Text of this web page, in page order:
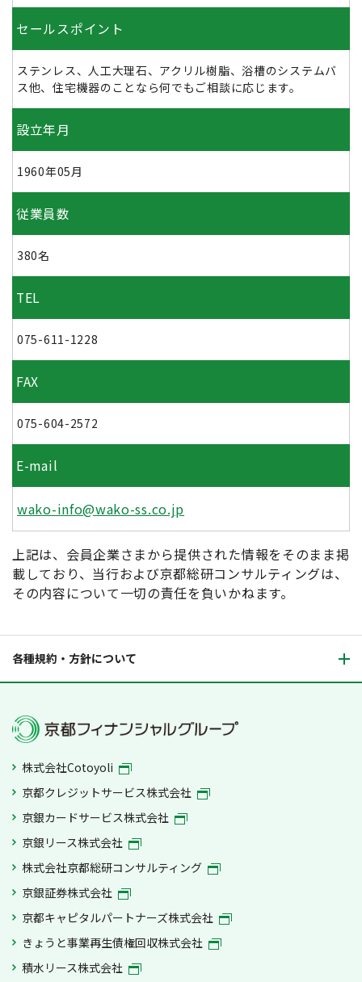
セールスポイント
ステンレス、人工大理石、アクリル樹脂、浴槽のシステムバ
ス他、住宅機器のことなら何でもご相談に応じます。
設立年月
1960年05月
従業員数
380名
TEL
075-611-1228
FAX
075-604-2572
E-mail
wako-info@wako-ss.co.jp
上記は、会員企業さまから提供された情報をそのまま掲
載しており、当行および京都総研コンサルティングは、
その内容について一切の責任を負いかねます。
各種規約・方針について
株式会社Cotoyoli
京都クレジットサービス株式会社
京銀カードサービス株式会社
京銀リース株式会社
株式会社京都総研コンサルティング
京銀証券株式会社
京都キャピタルパートナーズ株式会社
きょうと事業再生債権回収株式会社
積水リース株式会社